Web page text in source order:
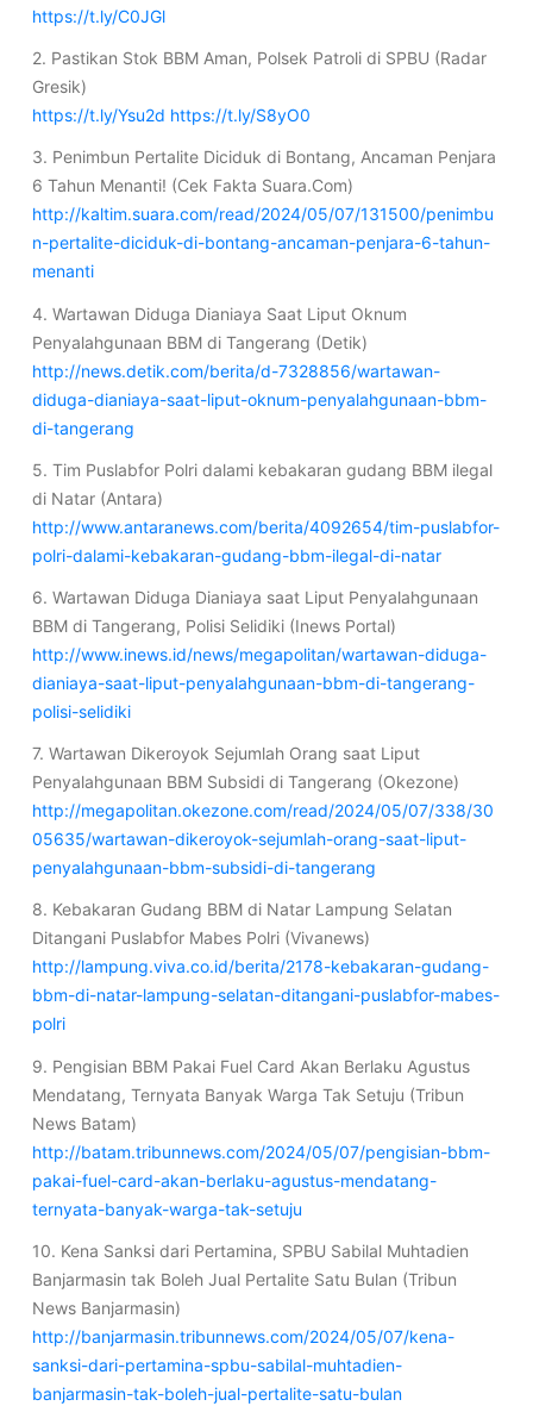
https://t.ly/C0JGl
2. Pastikan Stok BBM Aman, Polsek Patroli di SPBU (Radar
Gresik)
https://t.ly/Ysu2d https://t.ly/S8yO0
3. Penimbun Pertalite Diciduk di Bontang, Ancaman Penjara
6 Tahun Menanti! (Cek Fakta Suara.Com)
http://kaltim.suara.com/read/2024/05/07/131500/penimbu
n-pertalite-diciduk-di-bontang-ancaman-penjara-6-tahun-
menanti
4. Wartawan Diduga Dianiaya Saat Liput Oknum
Penyalahgunaan BBM di Tangerang (Detik)
http://news.detik.com/berita/d-7328856/wartawan-
diduga-dianiaya-saat-liput-oknum-penyalahgunaan-bbm-
di-tangerang
5. Tim Puslabfor Polri dalami kebakaran gudang BBM ilegal
di Natar (Antara)
http://www.antaranews.com/berita/4092654/tim-puslabfor-
polri-dalami-kebakaran-gudang-bbm-ilegal-di-natar
6. Wartawan Diduga Dianiaya saat Liput Penyalahgunaan
BBM di Tangerang, Polisi Selidiki (Inews Portal)
http://www.inews.id/news/megapolitan/wartawan-diduga-
dianiaya-saat-liput-penyalahgunaan-bbm-di-tangerang-
polisi-selidiki
7. Wartawan Dikeroyok Sejumlah Orang saat Liput
Penyalahgunaan BBM Subsidi di Tangerang (Okezone)
http://megapolitan.okezone.com/read/2024/05/07/338/30
05635/wartawan-dikeroyok-sejumlah-orang-saat-liput-
penyalahgunaan-bbm-subsidi-di-tangerang
8. Kebakaran Gudang BBM di Natar Lampung Selatan
Ditangani Puslabfor Mabes Polri (Vivanews)
http://lampung.viva.co.id/berita/2178-kebakaran-gudang-
bbm-di-natar-lampung-selatan-ditangani-puslabfor-mabes-
polri
9. Pengisian BBM Pakai Fuel Card Akan Berlaku Agustus
Mendatang, Ternyata Banyak Warga Tak Setuju (Tribun
News Batam)
http://batam.tribunnews.com/2024/05/07/pengisian-bbm-
pakai-fuel-card-akan-berlaku-agustus-mendatang-
ternyata-banyak-warga-tak-setuju
10. Kena Sanksi dari Pertamina, SPBU Sabilal Muhtadien
Banjarmasin tak Boleh Jual Pertalite Satu Bulan (Tribun
News Banjarmasin)
http://banjarmasin.tribunnews.com/2024/05/07/kena-
sanksi-dari-pertamina-spbu-sabilal-muhtadien-
banjarmasin-tak-boleh-jual-pertalite-satu-bulan